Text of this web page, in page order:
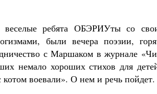
ребята ОБЭРИУты со
были вечера поэзии,
с Маршаком в журнале
немало хороших стихов для
воевали». О нем и речь пойдет.